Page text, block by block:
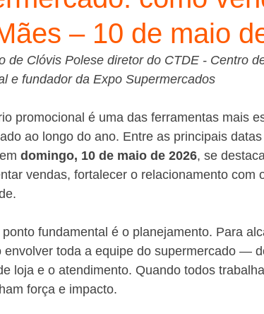
– 10 de maio
de Clóvis Polese diretor do CTDE - Centro
e fundador da Expo Supermercados
promocional é uma das ferramentas mais
ao longo do ano. Entre as principais
domingo, 10 de maio de 2026, se
vendas, fortalecer o relacionamento com
fundamental é o planejamento. Para
envolver toda a equipe do supermercado —
loja e o atendimento. Quando todos
força e impacto.